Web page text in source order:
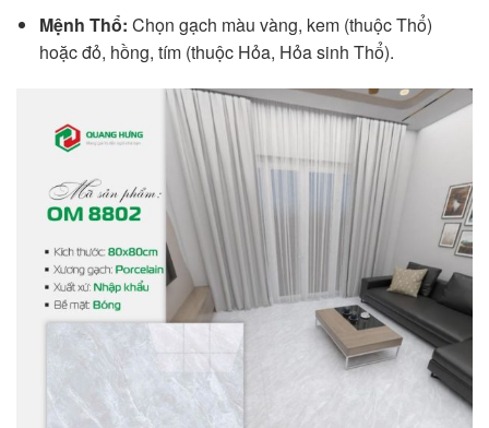
Mệnh Thổ: Chọn gạch màu vàng, kem (thuộc Thổ)
hoặc đỏ, hồng, tím (thuộc Hỏa, Hỏa sinh Thổ).